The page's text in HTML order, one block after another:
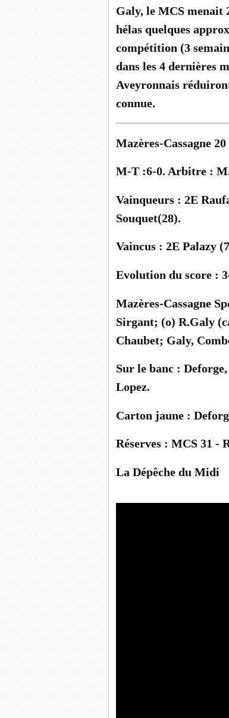
Galy, le MCS menait
hélas quelques
compétition (3
dans les 4 dernières
Aveyronnais
connue.
Mazères-Cassagne
M-T :6-0. Arbitre :
Vainqueurs : 2E
Souquet(28).
Vaincus : 2E Palazy
Evolution du score :
Mazères-Cassagne
Sirgant; (o) R.Galy
Chaubet; Galy,
Sur le banc :
Lopez.
Carton jaune :
Réserves : MCS 31 -
La Dépêche du Midi